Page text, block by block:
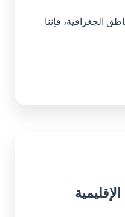
الجغرافية، فإننا